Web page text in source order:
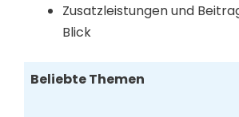
Zusatzleistungen und
Blick
Beliebte Themen